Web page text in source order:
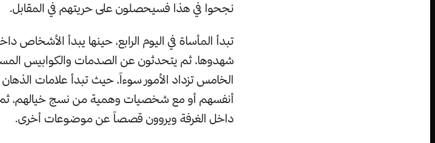
نجحوا في هذا فسيحصلون على حريتهم في المقابل.
تبدأ المأساة في اليوم الرابع، حينها يبدأ الأشخاص
شهدوها، ثم يتحدثون عن الصدمات والكوابيس
الخامس تزداد الأمور سوءاً، حيث تبدأ علامات
أنفسهم أو مع شخصيات وهمية من نسج خيالهم، ثم
داخل الغرفة ويروون قصصاً عن موضوعات أخرى.